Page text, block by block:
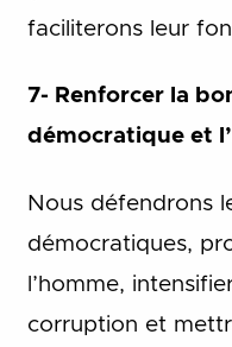
faciliterons leur
7- Renforcer la
démocratique et
Nous défendrons
démocratiques,
l’homme,
corruption et